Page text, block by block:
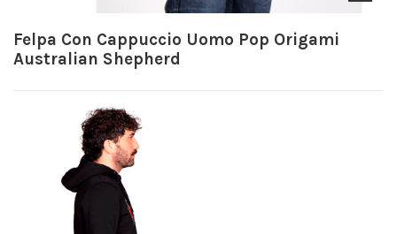
Felpa Con Cappuccio Uomo Pop Origami
Australian Shepherd